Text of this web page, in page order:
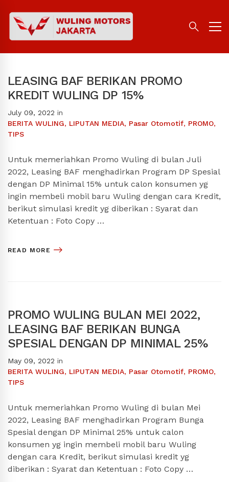
LEASING BAF BERIKAN PROMO
KREDIT WULING DP 15%
July 09, 2022 in
BERITA WULING, LIPUTAN MEDIA, Pasar Otomotif, PROMO,
TIPS
Untuk memeriahkan Promo Wuling di bulan Juli
2022, Leasing BAF menghadirkan Program DP Spesial
dengan DP Minimal 15% untuk calon konsumen yg
ingin membeli mobil baru Wuling dengan cara Kredit,
berikut simulasi kredit yg diberikan : Syarat dan
Ketentuan : Foto Copy …
READ MORE
PROMO WULING BULAN MEI 2022,
LEASING BAF BERIKAN BUNGA
SPESIAL DENGAN DP MINIMAL 25%
May 09, 2022 in
BERITA WULING, LIPUTAN MEDIA, Pasar Otomotif, PROMO,
TIPS
Untuk memeriahkan Promo Wuling di bulan Mei
2022, Leasing BAF menghadirkan Program Bunga
Spesial dengan DP Minimal 25% untuk calon
konsumen yg ingin membeli mobil baru Wuling
dengan cara Kredit, berikut simulasi kredit yg
diberikan : Syarat dan Ketentuan : Foto Copy …